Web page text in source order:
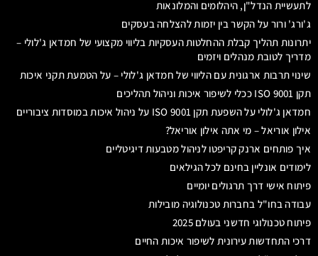
לתעשיית הנדל"ן, היהלומים והמלונאות
ג'ורג' ורור על הקשר בין יזמות להצלחה בעסקים
יתרונות תהליך קבלת ההחלטות העסקיות בליווי מקצועי של חמדאן ג'לולי –
מדריך לטובת מנהלים ויזמים
שינוי תרבות ארגונית עם הליווי של חמדאן ג'לולי – על הטמעת תקני איכות
תקן ISO 9001 ככלי לשיפור איכות וניהול תהליכים
חמדאן ג'לולי על השפעת תקן ISO 9001 על ניהול איכות במוסדות ציבוריים
אילון אוריאל – מי אתה אילון אוריאל?
איך פותחים ארנק קריפטו לניהול מטבעות דיגיטליים
לימודים אונליין בחינם לכל הגילאים
פיתוח אישי דרך תרגולים יומיים
עבודה בחו"ל בחברות טכנולוגיה מובילות
פיתוח טכנולוגי חדשני בעולם 2025
דרכי התחדשות עירונית לשיפור איכות החיים